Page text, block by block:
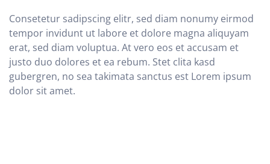
Consetetur sadipscing elitr, sed diam nonumy eirmod
tempor invidunt ut labore et dolore magna aliquyam
erat, sed diam voluptua. At vero eos et accusam et
justo duo dolores et ea rebum. Stet clita kasd
gubergren, no sea takimata sanctus est Lorem ipsum
dolor sit amet.